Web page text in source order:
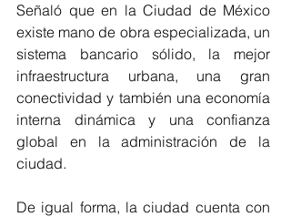
Señaló que en la Ciudad de México
existe mano de obra especializada, un
sistema bancario sólido, la mejor
infraestructura urbana, una gran
conectividad y también una economía
interna dinámica y una confianza
global en la administración de la
ciudad.
De igual forma, la ciudad cuenta con